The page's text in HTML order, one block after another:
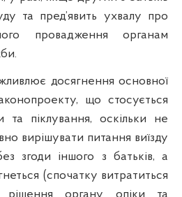
та пред’явить ухвалу про
провадження органам
досягнення основної
що стосується
та піклування, оскільки не
вирішувати питання виїзду
згоди іншого з батьків, а
(спочатку витратиться
органу опіки та